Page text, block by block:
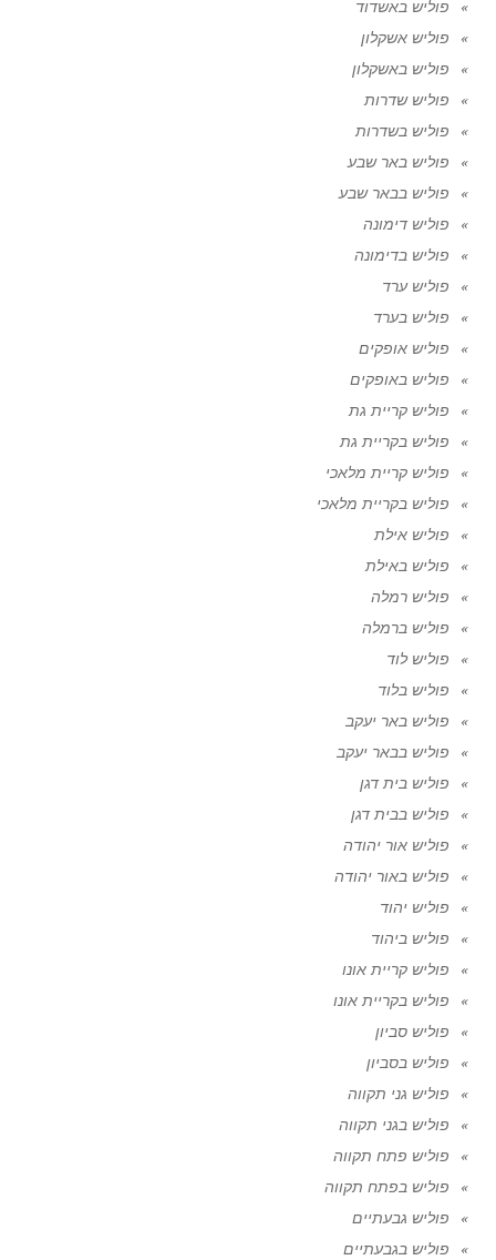
פוליש באשדוד
פוליש אשקלון
פוליש באשקלון
פוליש שדרות
פוליש בשדרות
פוליש באר שבע
פוליש בבאר שבע
פוליש דימונה
פוליש בדימונה
פוליש ערד
פוליש בערד
פוליש אופקים
פוליש באופקים
פוליש קריית גת
פוליש בקריית גת
פוליש קריית מלאכי
פוליש בקריית מלאכי
פוליש אילת
פוליש באילת
פוליש רמלה
פוליש ברמלה
פוליש לוד
פוליש בלוד
פוליש באר יעקב
פוליש בבאר יעקב
פוליש בית דגן
פוליש בבית דגן
פוליש אור יהודה
פוליש באור יהודה
פוליש יהוד
פוליש ביהוד
פוליש קריית אונו
פוליש בקריית אונו
פוליש סביון
פוליש בסביון
פוליש גני תקווה
פוליש בגני תקווה
פוליש פתח תקווה
פוליש בפתח תקווה
פוליש גבעתיים
פוליש בגבעתיים